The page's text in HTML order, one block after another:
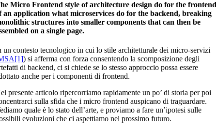
Micro Frontend style of architecture design do for the frontend
an application what microservices do for the backend, breaking
structures into smaller components that can then be
on a single page.
un contesto tecnologico in cui lo stile architetturale dei micro-servizi
[1]) si afferma con forza consentendo la scomposizione degli
di backend, ci si chiede se lo stesso approccio possa essere
anche per i componenti di frontend.
presente articolo ripercorriamo rapidamente un po’ di storia per poi
sulla sfida che i micro frontend auspicano di traguardare.
quale è lo stato dell’arte, e proviamo a fare un’ipotesi sulle
evoluzioni che ci aspettiamo nel prossimo futuro.